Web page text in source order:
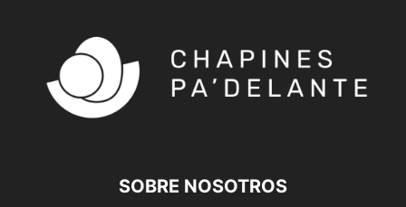
SOBRE NOSOTROS